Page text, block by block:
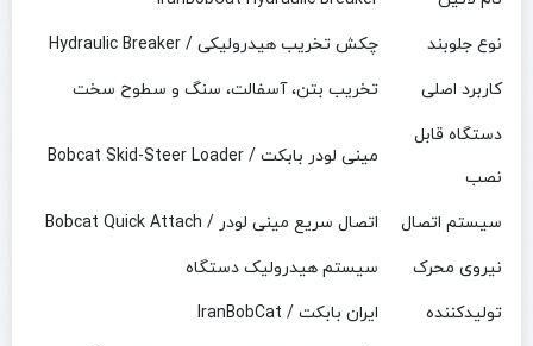
نوع جلوبند
چکش تخریب هیدرولیکی / Hydraulic Breaker
کاربرد اصلی
تخریب بتن، آسفالت، سنگ و سطوح سخت
دستگاه قابل
نصب
مینی لودر بابکت / Bobcat Skid-Steer Loader
سیستم اتصال
اتصال سریع مینی لودر / Bobcat Quick Attach
نیروی محرک
سیستم هیدرولیک دستگاه
تولیدکننده
ایران بابکت / IranBobCat